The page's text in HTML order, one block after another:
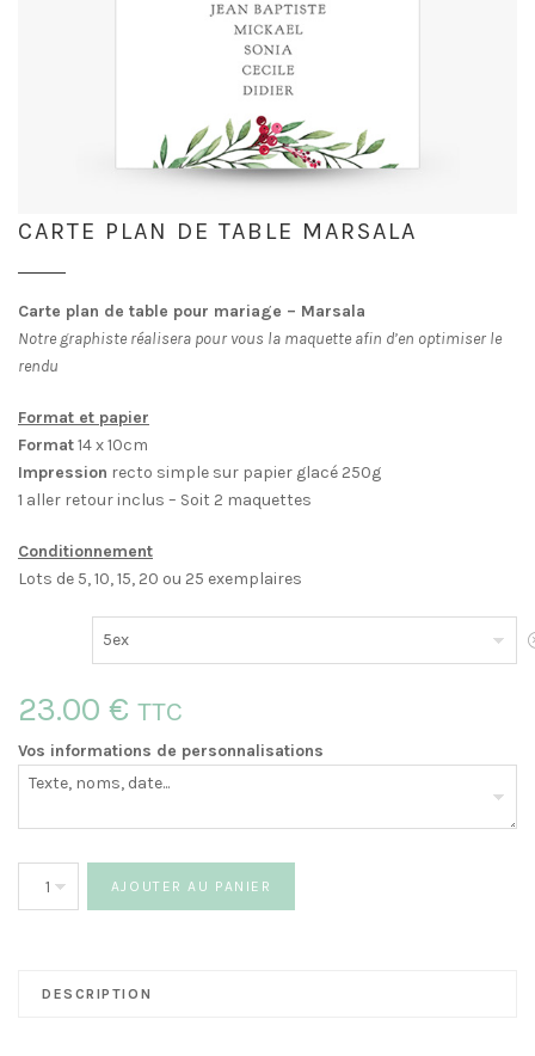
CARTE PLAN DE TABLE MARSALA
Carte plan de table pour mariage – Marsala
Notre graphiste réalisera pour vous la maquette afin d’en optimiser le
rendu
Format et papier
Format14 x 10cm
Impression recto simple sur papier glacé 250g
1 aller retour inclus – Soit 2 maquettes
Conditionnement
Lots de 5, 10, 15, 20 ou 25 exemplaires
23.00 € TTC
Vos informations de personnalisations
AJOUTER AU PANIER
DESCRIPTION